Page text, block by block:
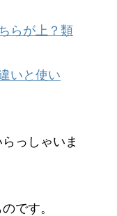
らが上？類
いと使い
っしゃいま
です。